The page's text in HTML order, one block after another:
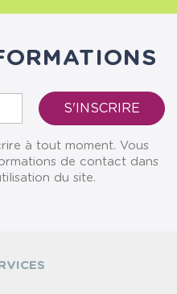
à tout moment. Vous
de contact dans
du site.